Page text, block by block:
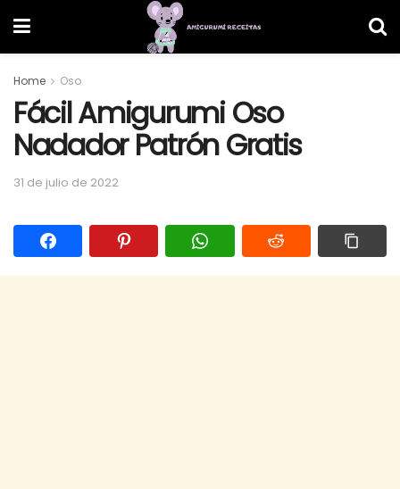
Home Oso
Fácil Amigurumi Oso
Nadador Patrón Gratis
31 de julio de 2022